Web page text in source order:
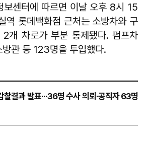
보센터에 따르면 이날 오후 8시 15
역 롯데백화점 근처는 소방차와 구
개 차로가 부분 통제됐다. 펌프차
관 등 123명을 투입했다.
찰결과 발표···36명 수사 의뢰·공직자 63명